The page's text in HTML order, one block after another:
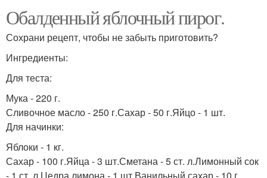
Обалденный яблочный пирог.
Сохрани рецепт, чтобы не забыть приготовить?
Ингредиенты:
Для теста:
Мука - 220 г.
Сливочное масло - 250 г.Сахар - 50 г.Яйцо - 1 шт.
Для начинки:
Яблоки - 1 кг.
Сахар - 100 г.Яйца - 3 шт.Сметана - 5 ст. л.Лимонный сок
- 1 ст. л.Цедра лимона - 1 шт.Ванильный сахар - 10 г.